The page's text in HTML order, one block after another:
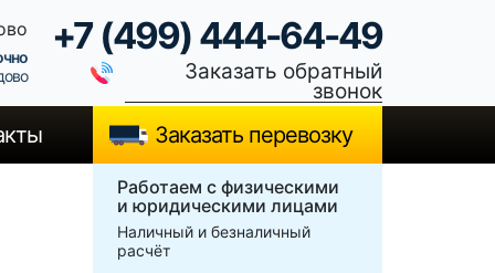
+7 (499) 444-64-49
Заказать обратный
звонок
Заказать перевозку
Работаем с физическими
и юридическими лицами
Наличный и безналичный
расчёт